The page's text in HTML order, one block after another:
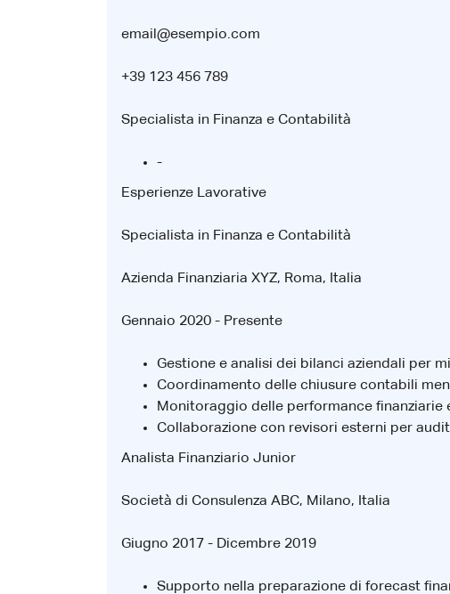
email@esempio.com
+39 123 456 789
Specialista in Finanza e Contabilità
-
Esperienze Lavorative
Specialista in Finanza e Contabilità
Azienda Finanziaria XYZ, Roma, Italia
Gennaio 2020 - Presente
Gestione e analisi dei bilanci aziendali per
Coordinamento delle chiusure contabili
Monitoraggio delle performance
Collaborazione con revisori esterni per
Analista Finanziario Junior
Società di Consulenza ABC, Milano, Italia
Giugno 2017 - Dicembre 2019
Supporto nella preparazione di forecast